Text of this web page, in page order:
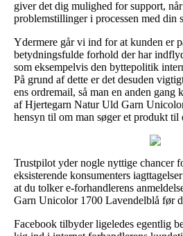
giver det dig mulighed for support,
problemstillinger i processen med din
Ydermere går vi ind for at kunden er
betydningsfulde forhold der har
som eksempelvis den byttepolitik
På grund af dette er det desuden
ens ordremail, så man en anden
af Hjertegarn Natur Uld Garn
hensyn til om man søger et produkt til
Trustpilot yder nogle nyttige chancer
eksisterende konsumenters
at du tolker e-forhandlerens
Garn Unicolor 1700 Lavendelblå før
Facebook tilbyder ligeledes egentlig